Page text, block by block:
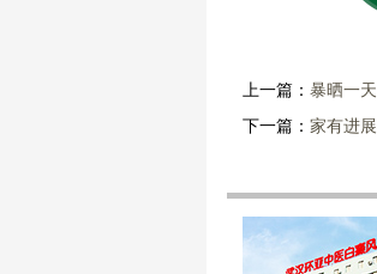
上一篇： 暴晒一
下一篇： 家有进